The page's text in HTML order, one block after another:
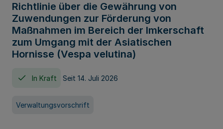
Richtlinie über die Gewährung von
Zuwendungen zur Förderung von
Maßnahmen im Bereich der Imkerschaft
zum Umgang mit der Asiatischen
Hornisse (Vespa velutina)
In Kraft Seit 14. Juli 2026
Verwaltungsvorschrift